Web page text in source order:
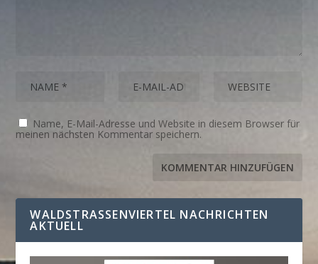
Name, E-Mail-Adresse und Website in diesem Browser für
meinen nächsten Kommentar speichern.
WALDSTRASSENVIERTEL NACHRICHTEN A
KTUELL